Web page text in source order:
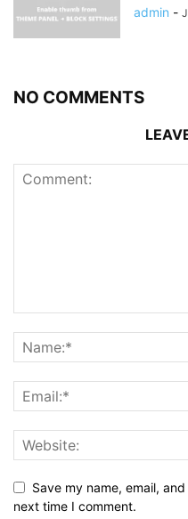
admin -
NO COMMENTS
Save my name, email,
next time I comment.